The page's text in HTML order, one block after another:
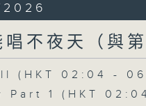
唱不夜天（與
(HKT 02:04 -
Part 1 (HKT